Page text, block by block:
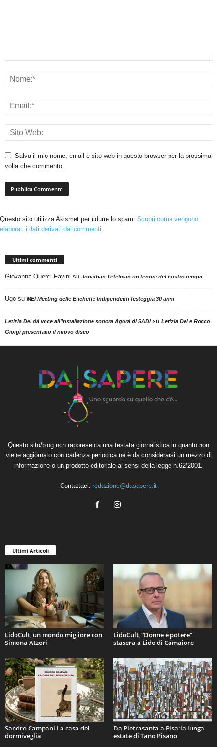
Salva il mio nome, email e sito web in questo browser per la prossima
volta che commento.
Questo sito utilizza Akismet per ridurre lo spam. Scopri come vengono
elaborati i dati derivati dai commenti.
Ultimi commenti
Giovanna Querci Favini su Jonathan Tetelman un tenore del nostro tempo
Ugo su MEI Meeting delle Etichette Indipendenti festeggia 30 anni
Letizia Dei dà voce all'installazione sonora Agorà di SADIsu Letizia Dei e Rocco
Giorgi presentano il nuovo disco
Questo sito/blog non rappresenta una testata giornalistica in quanto non
viene aggiornato con cadenza periodica né è da considerarsi un mezzo di
informazione o un prodotto editoriale ai sensi della legge n.62/2001.
Contattaci: redazione@dasapere.it
Ultimi Articoli
LidoCult, un mondo migliore con
Simona Atzori
LidoCult, “Donne e potere”
stasera a Lido di Camaiore
Sandro Campani La casa del
dormiveglia
Da Pietrasanta a Pisa:la lunga
estate di Tano Pisano